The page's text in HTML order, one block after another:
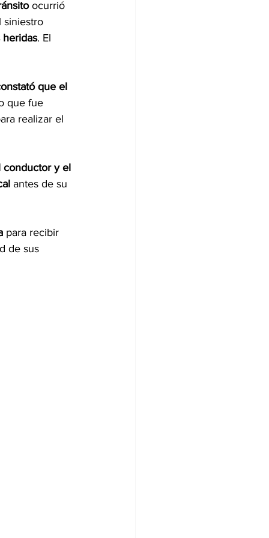
ocurrió
siniestro
heridas. El
que el
que fue
realizar el
conductor y el
antes de su
para recibir
de sus